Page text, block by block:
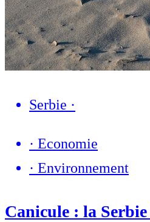
Serbie ·
· Economie
· Environnement
Canicule : la Serbie